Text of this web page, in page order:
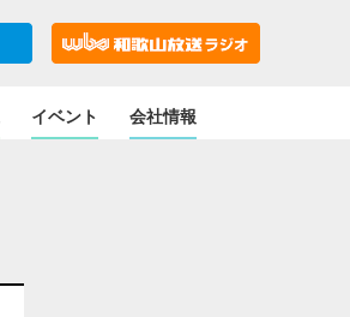
イベント 会社情報